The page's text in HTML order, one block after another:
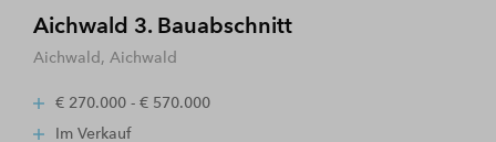
Aichwald 3. Bauabschnitt
Aichwald, Aichwald
€ 270.000 - € 570.000
Im Verkauf